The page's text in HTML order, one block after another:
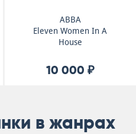
ABBA
Eleven Women In A
House
10 000 ₽
в жанрах